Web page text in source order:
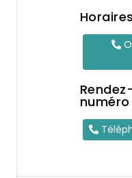
Horaires
numéro